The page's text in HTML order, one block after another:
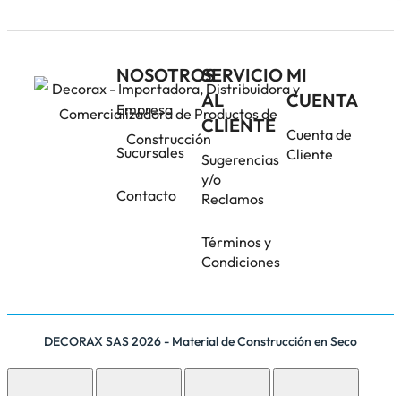
NOSOTROS
Empresa
Sucursales
Contacto
SERVICIO
AL
CLIENTE
Sugerencias
y/o
Reclamos
Términos y
Condiciones
MI
CUENTA
Cuenta de
Cliente
DECORAX SAS 2026 - Material de Construcción en Seco